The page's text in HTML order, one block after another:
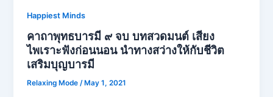
Happiest Minds
คาถาพุทธบารมี ๙ จบ บทสวดมนต์ เสียง
ไพเราะฟังก่อนนอน นำทางสว่างให้กับชีวิต
เสริมบุญบารมี
Relaxing Mode/ May 1, 2021